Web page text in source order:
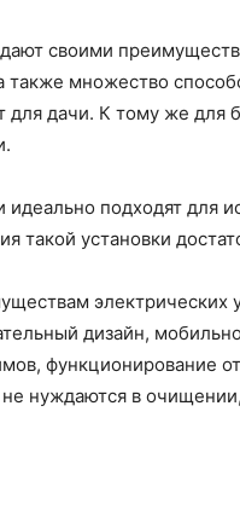
своими
также множество
для дачи. К тому же
идеально подходят для
такой установки
электрических
дизайн,
функционирование
нуждаются в